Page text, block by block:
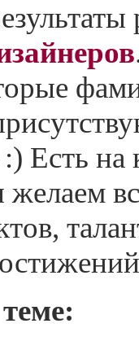
Есть на